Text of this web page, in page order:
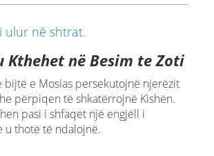
Kthehet në Besim te Zoti
bijtë e Mosias persekutojnë njerëzit
përpiqen të shkatërrojnë Kishën.
pasi i shfaqet një engjëll i
u thotë të ndalojnë.